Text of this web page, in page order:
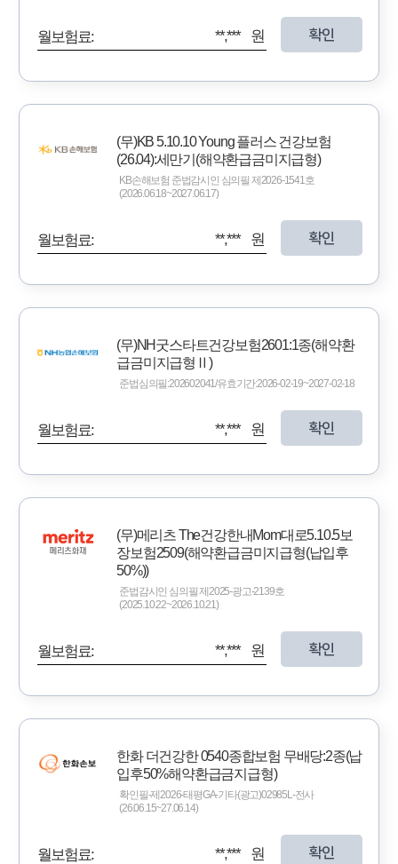
월보험료: **,*** 원 확인
(무)KB 5.10.10 Young 플러스 건강보험
(26.04):세만기(해약환급금미지급형)
KB손해보험 준법감시인 심의필 제2026-1541호
(2026.06.18~2027.06.17)
월보험료: **,*** 원 확인
(무)NH굿스타트건강보험2601:1종(해약환
급금미지급형Ⅱ)
준법심의필:202602041/유효기간:2026-02-19~2027-02-18
월보험료: **,*** 원 확인
(무)메리츠 The건강한내Mom대로5.10.5보
장보험2509(해약환급금미지급형(납입후
50%))
준법감시인 심의필 제2025-광고-2139호
(2025.10.22~2026.10.21)
월보험료: **,*** 원 확인
한화 더건강한 0540종합보험 무배당:2종(납
입후50%해약환급금지급형)
확인필-제2026-태평GA-기타(광고)02985L-전사
(26.06.15~27.06.14)
월보험료: **,*** 원 확인